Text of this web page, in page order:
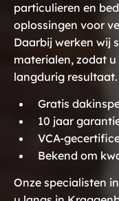
particulieren en
oplossingen voor
Daarbij werken wij
materialen, zodat
langdurig resultaat.
Gratis
10 jaar
VCA-
Bekend om
Onze specialisten